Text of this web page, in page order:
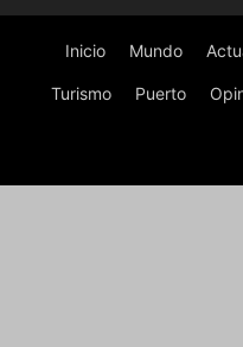
Inicio Mundo
Turismo Puerto